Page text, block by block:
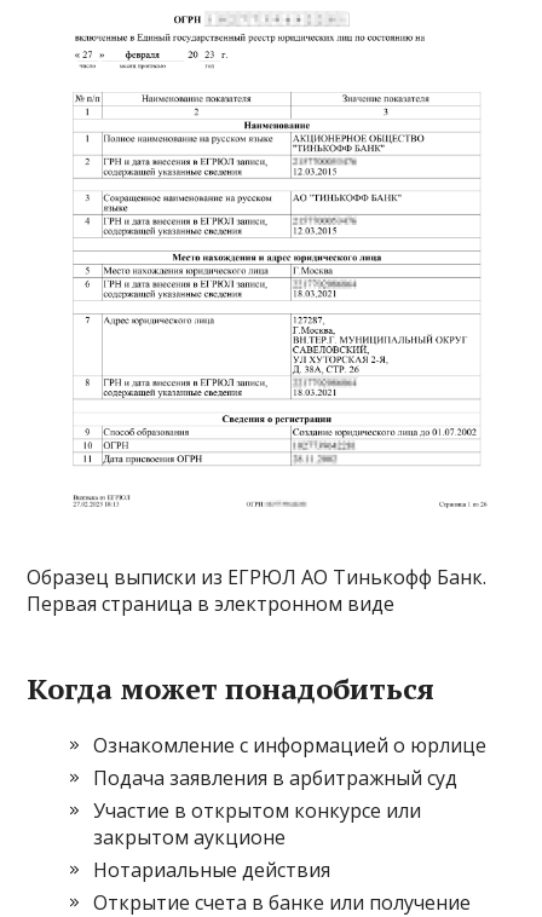
Образец выписки из ЕГРЮЛ АО Тинькофф Банк.
Первая страница в электронном виде
Когда может понадобиться
Ознакомление с информацией о юрлице
Подача заявления в арбитражный суд
Участие в открытом конкурсе или
закрытом аукционе
Нотариальные действия
Открытие счета в банке или получение